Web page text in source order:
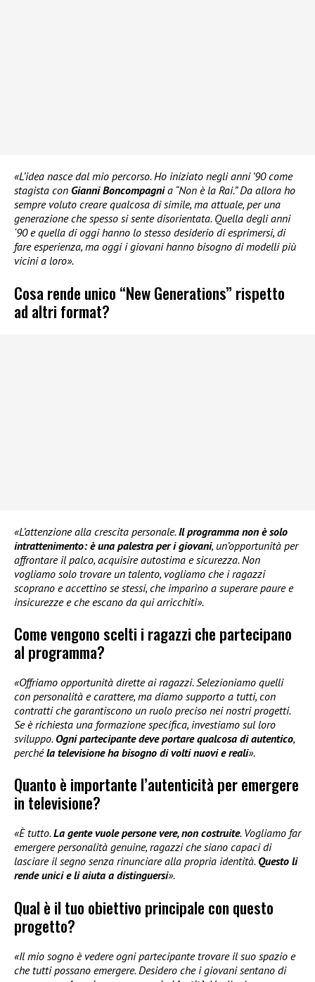
«L’idea nasce dal mio percorso. Ho iniziato negli anni ’90 come
stagista con Gianni Boncompagnia “Non è la Rai.” Da allora ho
sempre voluto creare qualcosa di simile, ma attuale, per una
generazione che spesso si sente disorientata. Quella degli anni
‘90 e quella di oggi hanno lo stesso desiderio di esprimersi, di
fare esperienza, ma oggi i giovani hanno bisogno di modelli più
vicini a loro».
Cosa rende unico “New Generations” rispetto
ad altri format?
«L’attenzione alla crescita personale.Il programma non è solo
intrattenimento: è una palestra per i giovani, un’opportunità per
affrontare il palco, acquisire autostima e sicurezza. Non
vogliamo solo trovare un talento, vogliamo che i ragazzi
scoprano e accettino se stessi, che imparino a superare paure e
insicurezze e che escano da qui arricchiti».
Come vengono scelti i ragazzi che partecipano
al programma?
«Offriamo opportunità dirette ai ragazzi. Selezioniamo quelli
con personalità e carattere, ma diamo supporto a tutti, con
contratti che garantiscono un ruolo preciso nei nostri progetti.
Se è richiesta una formazione specifica, investiamo sul loro
sviluppo. Ogni partecipante deve portare qualcosa di autentico,
perchéla televisione ha bisogno di volti nuovi e reali».
Quanto è importante l’autenticità per emergere
in televisione?
«È tutto.La gente vuole persone vere, non costruite. Vogliamo far
emergere personalità genuine, ragazzi che siano capaci di
lasciare il segno senza rinunciare alla propria identità. Questo li
rende unici e li aiuta a distinguersi».
Qual è il tuo obiettivo principale con questo
progetto?
«Il mio sogno è vedere ogni partecipante trovare il suo spazio e
che tutti possano emergere. Desidero che i giovani sentano di